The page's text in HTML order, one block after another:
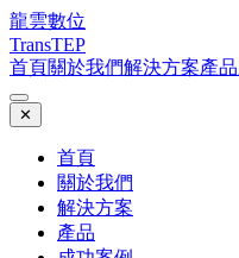
龍雲數位
TransTEP
首頁關於我們解決方案產品
✕
首頁
關於我們
解決方案
產品